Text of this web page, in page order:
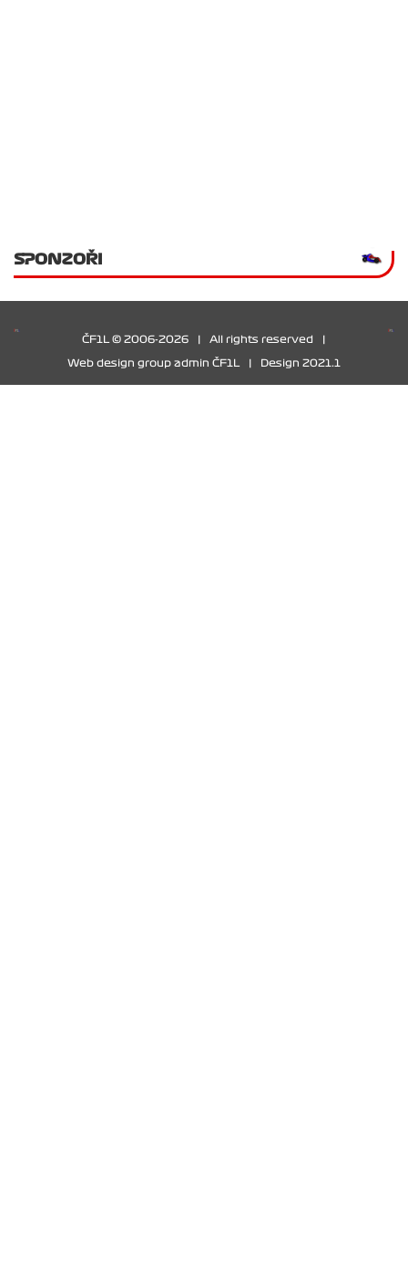
SPONZOŘI
ČF1L © 2006-2026 All rights reserved
Web design group admin ČF1L Design 2021.1